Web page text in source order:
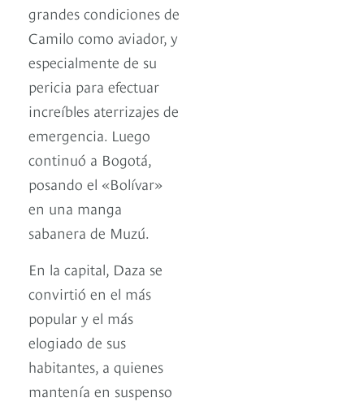
grandes condiciones de
Camilo como aviador, y
especialmente de su
pericia para efectuar
increíbles aterrizajes de
emergencia. Luego
continuó a Bogotá,
posando el «Bolívar»
en una manga
sabanera de Muzú.
En la capital, Daza se
convirtió en el más
popular y el más
elogiado de sus
habitantes, a quienes
mantenía en suspenso